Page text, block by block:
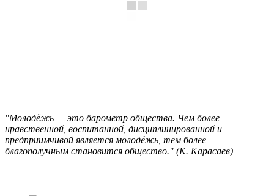
"Молодёжь — это барометр общества. Чем более
нравственной, воспитанной, дисциплинированной и
предприимчивой является молодёжь, тем более
благополучным становится общество." (К. Карасаев)